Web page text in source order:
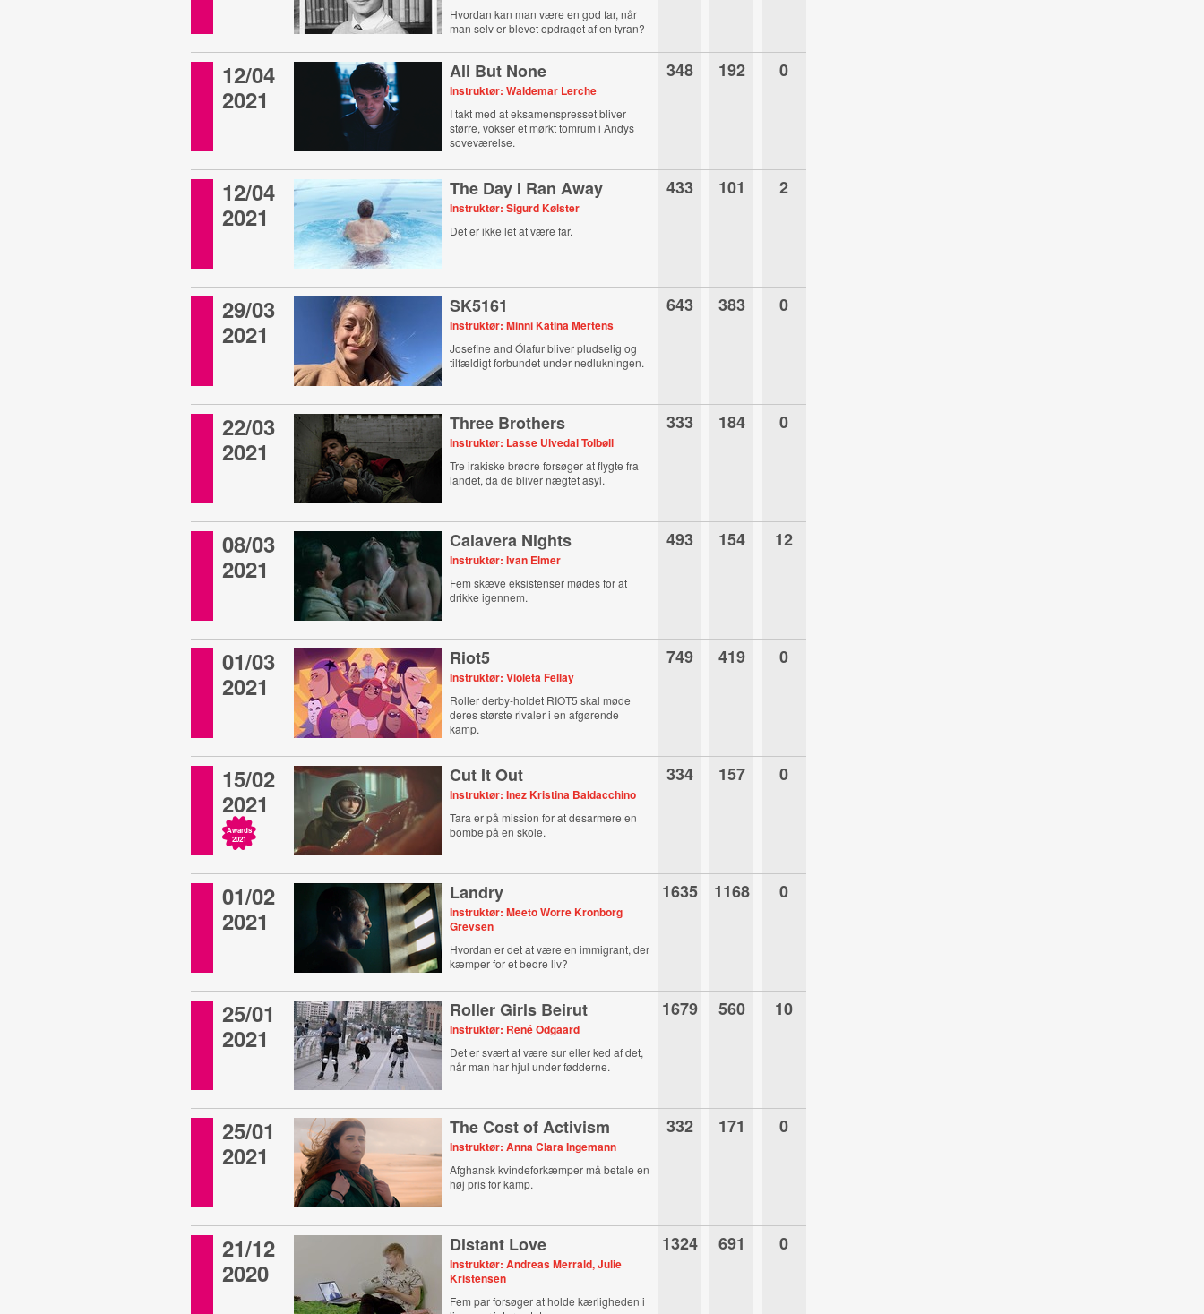
Hvordan kan man være en god far, når
man selv er blevet opdraget af en tyran?
12/04
2021
All But None
Instruktør: Waldemar Lerche
I takt med at eksamenspresset bliver
større, vokser et mørkt tomrum i Andys
soveværelse.
348 192 0
12/04
2021
The Day I Ran Away
Instruktør: Sigurd Kølster
Det er ikke let at være far.
433 101 2
29/03
2021
SK5161
Instruktør: Minni Katina Mertens
Josefine and Ólafur bliver pludselig og
tilfældigt forbundet under nedlukningen.
643 383 0
22/03
2021
Three Brothers
Instruktør: Lasse Ulvedal Tolbøll
Tre irakiske brødre forsøger at flygte fra
landet, da de bliver nægtet asyl.
333 184 0
08/03
2021
Calavera Nights
Instruktør: Ivan Elmer
Fem skæve eksistenser mødes for at
drikke igennem.
493 154 12
01/03
2021
Riot5
Instruktør: Violeta Fellay
Roller derby-holdet RIOT5 skal møde
deres største rivaler i en afgørende
kamp.
749 419 0
15/02
2021
Awards
2021
Cut It Out
Instruktør: Inez Kristina Baldacchino
Tara er på mission for at desarmere en
bombe på en skole.
334 157 0
01/02
2021
Landry
Instruktør: Meeto Worre Kronborg
Grevsen
Hvordan er det at være en immigrant, der
kæmper for et bedre liv?
1635 1168 0
25/01
2021
Roller Girls Beirut
Instruktør: René Odgaard
Det er svært at være sur eller ked af det,
når man har hjul under fødderne.
1679 560 10
25/01
2021
The Cost of Activism
Instruktør: Anna Clara Ingemann
Afghansk kvindeforkæmper må betale en
høj pris for kamp.
332 171 0
21/12
2020
Distant Love
Instruktør: Andreas Merrald, Julie
Kristensen
Fem par forsøger at holde kærligheden i
1324 691 0